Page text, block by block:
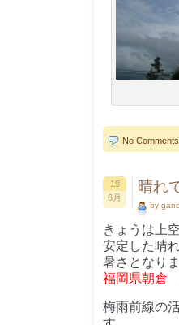
No Comments
19
6月
晴れ
by
きょうは上
安定した晴
暑さとなりま
福岡県朝倉
梅雨前線の